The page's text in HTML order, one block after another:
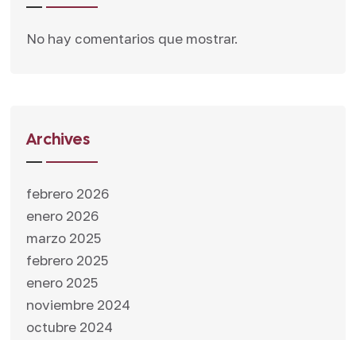
No hay comentarios que mostrar.
Archives
febrero 2026
enero 2026
marzo 2025
febrero 2025
enero 2025
noviembre 2024
octubre 2024